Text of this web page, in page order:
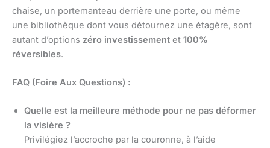
chaise, un portemanteau derrière une porte, ou même
une bibliothèque dont vous détournez une étagère, sont
autant d’options zéro investissement et 100%
réversibles.
FAQ (Foire Aux Questions) :
Quelle est la meilleure méthode pour ne pas déformer
la visière ?
Privilégiez l’accroche par la couronne, à l’aide